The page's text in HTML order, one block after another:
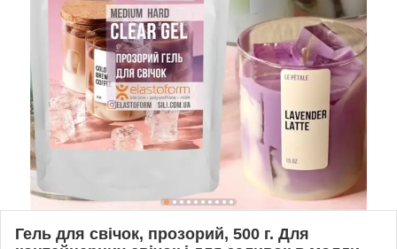
Гель для свічок, прозорий, 500 г. Для